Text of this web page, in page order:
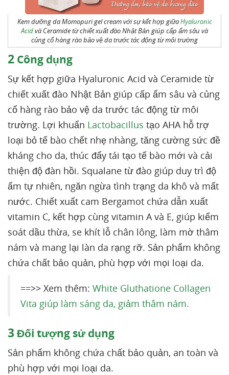
Kem dưỡng da Momopuri gel cream với sự kết hợp giữaHyaluronic
Acidvà Ceramide từ chiết xuất đào Nhật Bản giúp cấp ẩm sâu và
củng cố hàng rào bảo vệ da trước tác động từ môi trường
2 Công dụng
Sự kết hợp giữa Hyaluronic Acid và Ceramide từ
chiết xuất đào Nhật Bản giúp cấp ẩm sâu và củng
cố hàng rào bảo vệ da trước tác động từ môi
trường. Lợi khuẩn Lactobacillus tạo AHA hỗ trợ
loại bỏ tế bào chết nhẹ nhàng, tăng cường sức đề
kháng cho da, thúc đẩy tái tạo tế bào mới và cải
thiện độ đàn hồi. Squalane từ đào giúp duy trì độ
ẩm tự nhiên, ngăn ngừa tình trạng da khô và mất
nước. Chiết xuất cam Bergamot chứa dẫn xuất
vitamin C, kết hợp cùng vitamin A và E, giúp kiểm
soát dầu thừa, se khít lỗ chân lông, làm mờ thâm
nám và mang lại làn da rạng rỡ. Sản phẩm không
chứa chất bảo quản, phù hợp với mọi loại da.
==>> Xem thêm: White Gluthatione Collagen
Vita giúp làm sáng da, giảm thâm nám.
3Đối tượng sử dụng
Sản phẩm không chứa chất bảo quản, an toàn và
phù hợp với mọi loại da.